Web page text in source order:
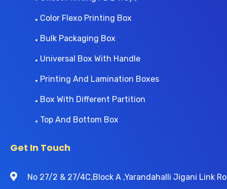
Color Flexo Printing Box
Bulk Packaging Box
Universal Box With Handle
Printing And Lamination Boxes
Box With Different Partition
Top And Bottom Box
Get In Touch
No 27/2 & 27/4C,Block A ,Yarandahalli Jigani Link